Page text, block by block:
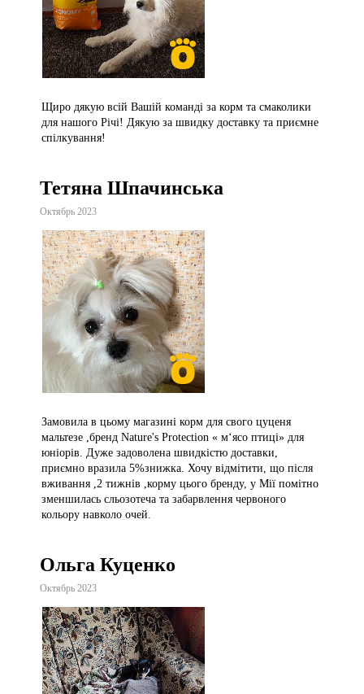
Щиро дякую всій Вашій команді за корм та смаколики
для нашого Річі! Дякую за швидку доставку та приємне
спілкування!
Тетяна Шпачинська
Октябрь 2023
Замовила в цьому магазині корм для свого цуценя
мальтезе ,бренд Nature's Protection « м‘ясо птиці» для
юніорів. Дуже задоволена швидкістю доставки,
приємно вразила 5%знижка. Хочу відмітити, що після
вживання ,2 тижнів ,корму цього бренду, у Мії помітно
зменшилась сльозотеча та забарвлення червоного
кольору навколо очей.
Ольга Куценко
Октябрь 2023